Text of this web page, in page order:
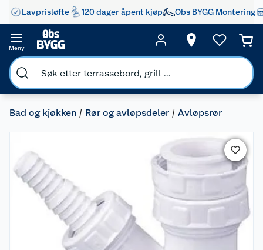
Lavprisløfte 120 dager åpent kjøp Obs BYGG Montering
Meny
Bad og kjøkken Rør og avløpsdeler Avløpsrør